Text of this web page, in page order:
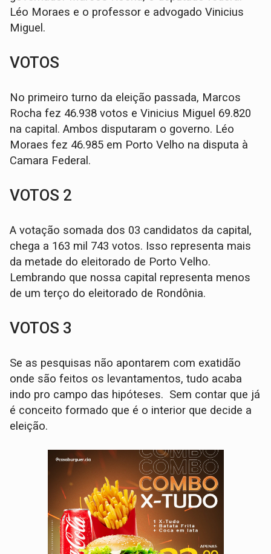
Léo Moraes e o professor e advogado Vinicius
Miguel.
VOTOS
No primeiro turno da eleição passada, Marcos
Rocha fez 46.938 votos e Vinicius Miguel 69.820
na capital. Ambos disputaram o governo. Léo
Moraes fez 46.985 em Porto Velho na disputa à
Camara Federal.
VOTOS 2
A votação somada dos 03 candidatos da capital,
chega a 163 mil 743 votos. Isso representa mais
da metade do eleitorado de Porto Velho.
Lembrando que nossa capital representa menos
de um terço do eleitorado de Rondônia.
VOTOS 3
Se as pesquisas não apontarem com exatidão
onde são feitos os levantamentos, tudo acaba
indo pro campo das hipóteses. Sem contar que já
é conceito formado que é o interior que decide a
eleição.